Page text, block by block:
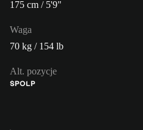
175 cm / 5'9"
Waga
70 kg / 154 lb
Alt. pozycje
ŚPOLP